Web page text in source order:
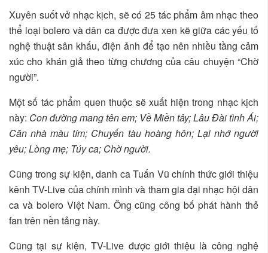
Xuyên suốt vở nhạc kịch, sẽ có 25 tác phẩm âm nhạc theo
thể loại bolero và dân ca được đưa xen kẽ giữa các yếu tố
nghệ thuật sân khấu, điện ảnh để tạo nên nhiều tầng cảm
xúc cho khán giả theo từng chương của câu chuyện “Chờ
người”.
Một số tác phẩm quen thuộc sẽ xuất hiện trong nhạc kịch
này: Con đường mang tên em; Về Miền tây; Lâu Đài tình Ái;
Căn nhà màu tím; Chuyến tàu hoàng hôn; Lại nhớ người
yêu; Lòng mẹ; Túy ca; Chờ người.
Cũng trong sự kiện, danh ca Tuấn Vũ chính thức giới thiệu
kênh TV-Live của chính mình và tham gia đại nhạc hội dân
ca và bolero Việt Nam. Ông cũng công bố phát hành thẻ
fan trên nền tảng này.
Cũng tại sự kiện, TV-Live được giới thiệu là công nghệ